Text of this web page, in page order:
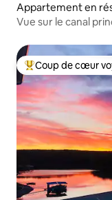
Appartement en
easons
Vue sur le canal
Coups de cœur
Coup de cœur